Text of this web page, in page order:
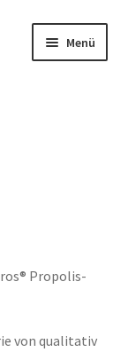
Menü
Propolis-
von qualitativ